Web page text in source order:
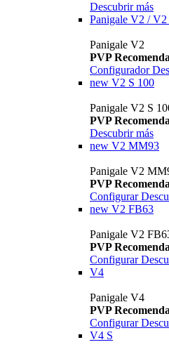
Descubrir más
Panigale V2 / V2
Panigale V2
PVP
Configurador
new V2 S 100
Panigale V2 S
PVP
Descubrir más
new V2 MM93
Panigale V2
PVP
Configurar
new V2 FB63
Panigale V2
PVP
Configurar
V4
Panigale V4
PVP
Configurar
V4 S